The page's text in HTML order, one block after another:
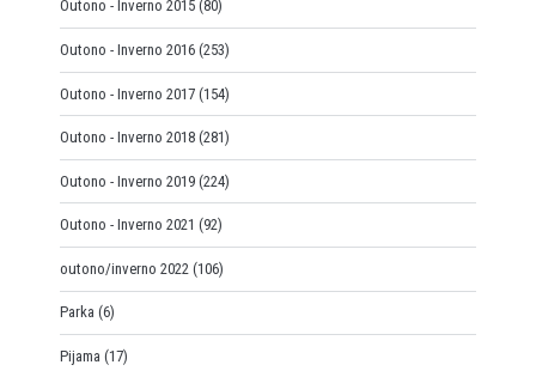
Outono - Inverno 2015 (80)
Outono - Inverno 2016 (253)
Outono - Inverno 2017 (154)
Outono - Inverno 2018 (281)
Outono - Inverno 2019 (224)
Outono - Inverno 2021 (92)
outono/inverno 2022 (106)
Parka (6)
Pijama (17)